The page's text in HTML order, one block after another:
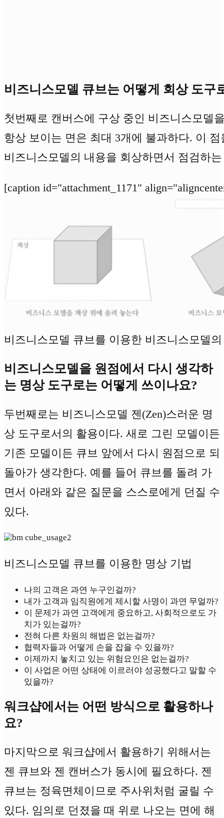
비즈니스모델 큐브는 어떻게 회상 도구
첫번째로 캔버스에 구상 중인 비즈니스모델
항상 보이는 면은 최대 3개에 불과하다. 이
비즈니스모델의 내용을 회상하면서 점검하
[caption id="attachment_1171"
비즈니스모델 큐브를 이용한 비즈니스모델
비즈니스모델을 원점에서 다시 생각하
는 명상 도구로는 어떻게 쓰이나요?
두번째로는 비즈니스모델 젠(Zen)스러운 명
상 도구로서의 활용이다. 새로 그린 모델이든
기존 모델이든 큐브 앞에서 다시 원점으로 되
돌아가 생각한다. 예를 들어 큐브를 돌려 가
면서 아래와 같은 질문을 스스로에게 던질 수
있다.
비즈니스모델 큐브를 이용한 명상 기법
나의 고객은 과연 누구인걸까?
내가 고객과 임직원에게 제시할 사명이 과연 무얼까?
이 문제가 과연 고객에게 중요하고, 사회적으로도 가
치가 있는걸까?
전혀 다른 차원의 해법은 없는걸까?
협력자들과 어떻게 손을 잡을 수 있을까?
이제까지 놓치고 있는 위험요인은 없는걸까?
이 사업은 어떤 상태에 이르러야 성공했다고 말할 수
있을까?
워크샵에서는 어떤 방식으로 활용하나
요?
마지막으로 워크샵에서 활용하기 위해서는
젠 큐브와 젠 캔버스가 동시에 필요하다. 젠
큐브는 정육면체이므로 주사위처럼 굴릴 수
있다. 임의로 던졌을 때 위로 나오는 면에 해